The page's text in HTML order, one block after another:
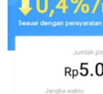
Asuransi Jiwa
Asuransi Kesehatan
Asuransi Syariah